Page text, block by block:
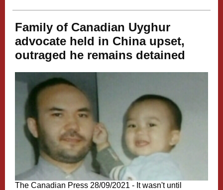
Family of Canadian Uyghur
advocate held in China upset,
outraged he remains detained
The Canadian Press 28/09/2021 - It wasn't until